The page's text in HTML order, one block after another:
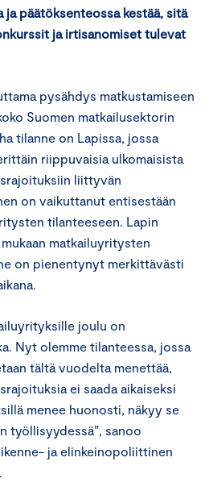
ja päätöksenteossa kestää, sitä
ja irtisanomiset tulevat
pysähdys matkustamiseen
Suomen matkailusektorin
tilanne on Lapissa, jossa
riippuvaisia ulkomaisista
liittyvän
on vaikuttanut entisestään
tilanteeseen. Lapin
matkailuyritysten
on pienentynyt merkittävästi
joulu on
Nyt olemme tilanteessa, jossa
tältä vuodelta menettää,
ei saada aikaiseksi
menee huonosti, näkyy se
työllisyydessä”, sanoo
ja elinkeinopoliittinen